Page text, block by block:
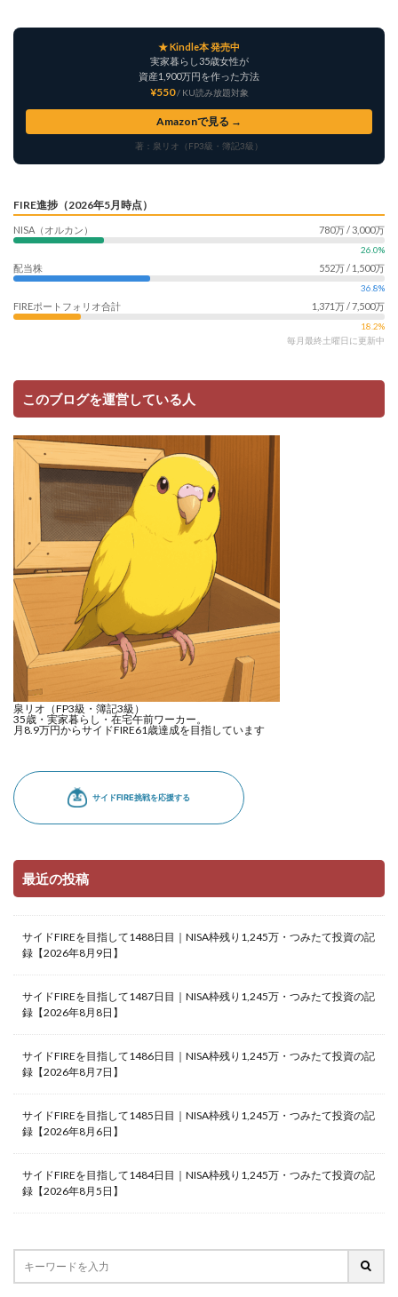
★ Kindle本 発売中
実家暮らし35歳女性が
資産1,900万円を作った方法
¥550 / KU読み放題対象
Amazonで見る →
著：泉リオ（FP3級・簿記3級）
FIRE進捗（2026年5月時点）
NISA（オルカン） 780万 / 3,000万
26.0%
配当株 552万 / 1,500万
36.8%
FIREポートフォリオ合計 1,371万 / 7,500万
18.2%
毎月最終土曜日に更新中
このブログを運営している人
泉リオ（FP3級・簿記3級）
35歳・実家暮らし・在宅午前ワーカー。
月8.9万円からサイドFIRE61歳達成を目指しています
最近の投稿
サイドFIREを目指して1488日目｜NISA枠残り1,245万・つみたて投資の記
録【2026年8月9日】
サイドFIREを目指して1487日目｜NISA枠残り1,245万・つみたて投資の記
録【2026年8月8日】
サイドFIREを目指して1486日目｜NISA枠残り1,245万・つみたて投資の記
録【2026年8月7日】
サイドFIREを目指して1485日目｜NISA枠残り1,245万・つみたて投資の記
録【2026年8月6日】
サイドFIREを目指して1484日目｜NISA枠残り1,245万・つみたて投資の記
録【2026年8月5日】